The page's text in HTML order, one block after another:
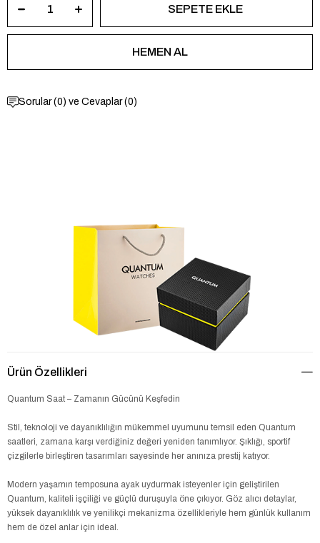
Sorular (0) ve Cevaplar (0)
Ürün Özellikleri
Quantum Saat – Zamanın Gücünü Keşfedin
Stil, teknoloji ve dayanıklılığın mükemmel uyumunu temsil eden Quantum
saatleri, zamana karşı verdiğiniz değeri yeniden tanımlıyor. Şıklığı, sportif
çizgilerle birleştiren tasarımları sayesinde her anınıza prestij katıyor.
Modern yaşamın temposuna ayak uydurmak isteyenler için geliştirilen
Quantum, kaliteli işçiliği ve güçlü duruşuyla öne çıkıyor. Göz alıcı detaylar,
yüksek dayanıklılık ve yenilikçi mekanizma özellikleriyle hem günlük kullanım
hem de özel anlar için ideal.